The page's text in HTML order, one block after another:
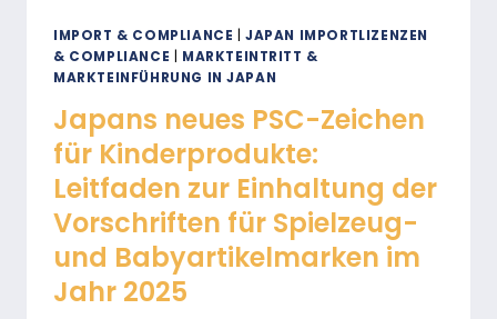
IMPORT & COMPLIANCE |JAPAN IMPORTLIZENZEN
& COMPLIANCE
MARKTEINTRITT &
MARKTEINFÜHRUNG IN JAPAN
Japans neues PSC-Zeichen
für Kinderprodukte:
Leitfaden zur Einhaltung der
Vorschriften für Spielzeug-
und Babyartikelmarken im
Jahr 2025